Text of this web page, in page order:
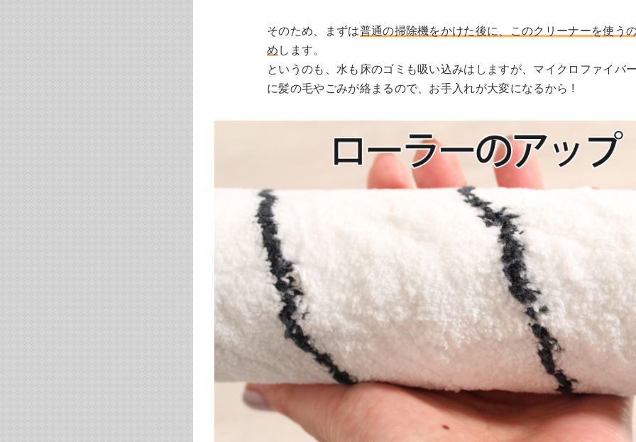
そのため、まずは普通の掃除機をかけた後に、このクリーナーを使う
め します。
というのも、水も床のゴミも吸い込みはしますが、マイクロファイバ
に髪の毛やごみが絡まるので、お手入れが大変になるから !